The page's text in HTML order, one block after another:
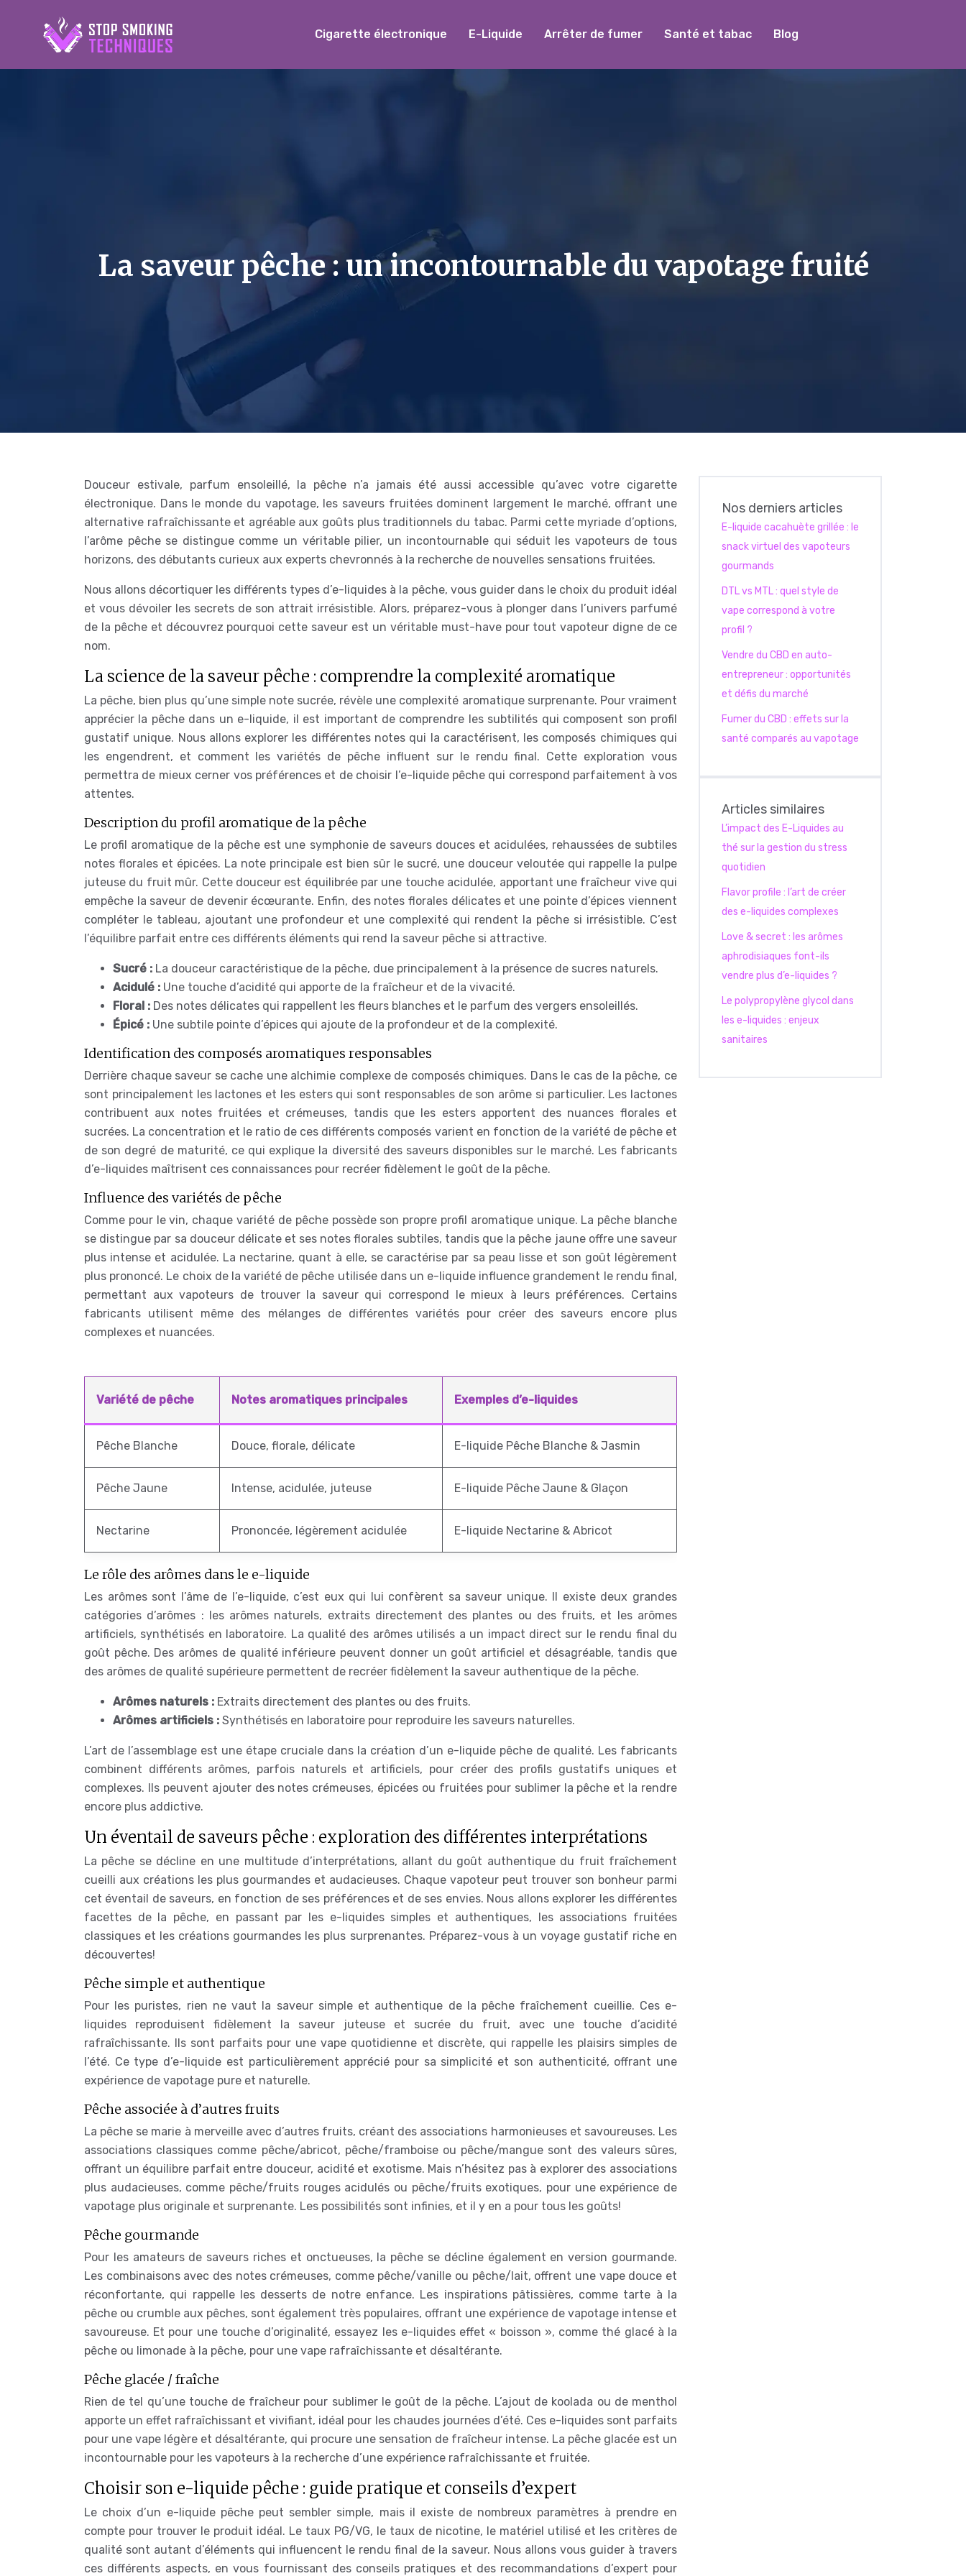
Cigarette électronique E-Liquide Arrêter de fumer Santé et tabac Blog
La saveur pêche : un incontournable du vapotage fruité
Douceur estivale, parfum ensoleillé, la pêche n’a jamais été aussi accessible qu’avec votre cigarette
électronique. Dans le monde du vapotage, les saveurs fruitées dominent largement le marché, offrant une
alternative rafraîchissante et agréable aux goûts plus traditionnels du tabac. Parmi cette myriade d’options,
l’arôme pêche se distingue comme un véritable pilier, un incontournable qui séduit les vapoteurs de tous
horizons, des débutants curieux aux experts chevronnés à la recherche de nouvelles sensations fruitées.
Nous allons décortiquer les différents types d’e-liquides à la pêche, vous guider dans le choix du produit idéal
et vous dévoiler les secrets de son attrait irrésistible. Alors, préparez-vous à plonger dans l’univers parfumé
de la pêche et découvrez pourquoi cette saveur est un véritable must-have pour tout vapoteur digne de ce
nom.
La science de la saveur pêche : comprendre la complexité aromatique
La pêche, bien plus qu’une simple note sucrée, révèle une complexité aromatique surprenante. Pour vraiment
apprécier la pêche dans un e-liquide, il est important de comprendre les subtilités qui composent son profil
gustatif unique. Nous allons explorer les différentes notes qui la caractérisent, les composés chimiques qui
les engendrent, et comment les variétés de pêche influent sur le rendu final. Cette exploration vous
permettra de mieux cerner vos préférences et de choisir l’e-liquide pêche qui correspond parfaitement à vos
attentes.
Description du profil aromatique de la pêche
Le profil aromatique de la pêche est une symphonie de saveurs douces et acidulées, rehaussées de subtiles
notes florales et épicées. La note principale est bien sûr le sucré, une douceur veloutée qui rappelle la pulpe
juteuse du fruit mûr. Cette douceur est équilibrée par une touche acidulée, apportant une fraîcheur vive qui
empêche la saveur de devenir écœurante. Enfin, des notes florales délicates et une pointe d’épices viennent
compléter le tableau, ajoutant une profondeur et une complexité qui rendent la pêche si irrésistible. C’est
l’équilibre parfait entre ces différents éléments qui rend la saveur pêche si attractive.
Sucré : La douceur caractéristique de la pêche, due principalement à la présence de sucres naturels.
Acidulé : Une touche d’acidité qui apporte de la fraîcheur et de la vivacité.
Floral : Des notes délicates qui rappellent les fleurs blanches et le parfum des vergers ensoleillés.
Épicé : Une subtile pointe d’épices qui ajoute de la profondeur et de la complexité.
Identification des composés aromatiques responsables
Derrière chaque saveur se cache une alchimie complexe de composés chimiques. Dans le cas de la pêche, ce
sont principalement les lactones et les esters qui sont responsables de son arôme si particulier. Les lactones
contribuent aux notes fruitées et crémeuses, tandis que les esters apportent des nuances florales et
sucrées. La concentration et le ratio de ces différents composés varient en fonction de la variété de pêche et
de son degré de maturité, ce qui explique la diversité des saveurs disponibles sur le marché. Les fabricants
d’e-liquides maîtrisent ces connaissances pour recréer fidèlement le goût de la pêche.
Influence des variétés de pêche
Comme pour le vin, chaque variété de pêche possède son propre profil aromatique unique. La pêche blanche
se distingue par sa douceur délicate et ses notes florales subtiles, tandis que la pêche jaune offre une saveur
plus intense et acidulée. La nectarine, quant à elle, se caractérise par sa peau lisse et son goût légèrement
plus prononcé. Le choix de la variété de pêche utilisée dans un e-liquide influence grandement le rendu final,
permettant aux vapoteurs de trouver la saveur qui correspond le mieux à leurs préférences. Certains
fabricants utilisent même des mélanges de différentes variétés pour créer des saveurs encore plus
complexes et nuancées.
Variété de pêche Notes aromatiques principales Exemples d’e-liquides
Pêche Blanche Douce, florale, délicate E-liquide Pêche Blanche & Jasmin
Pêche Jaune Intense, acidulée, juteuse E-liquide Pêche Jaune & Glaçon
Nectarine Prononcée, légèrement acidulée E-liquide Nectarine & Abricot
Le rôle des arômes dans le e-liquide
Les arômes sont l’âme de l’e-liquide, c’est eux qui lui confèrent sa saveur unique. Il existe deux grandes
catégories d’arômes : les arômes naturels, extraits directement des plantes ou des fruits, et les arômes
artificiels, synthétisés en laboratoire. La qualité des arômes utilisés a un impact direct sur le rendu final du
goût pêche. Des arômes de qualité inférieure peuvent donner un goût artificiel et désagréable, tandis que
des arômes de qualité supérieure permettent de recréer fidèlement la saveur authentique de la pêche.
Arômes naturels : Extraits directement des plantes ou des fruits.
Arômes artificiels : Synthétisés en laboratoire pour reproduire les saveurs naturelles.
L’art de l’assemblage est une étape cruciale dans la création d’un e-liquide pêche de qualité. Les fabricants
combinent différents arômes, parfois naturels et artificiels, pour créer des profils gustatifs uniques et
complexes. Ils peuvent ajouter des notes crémeuses, épicées ou fruitées pour sublimer la pêche et la rendre
encore plus addictive.
Un éventail de saveurs pêche : exploration des différentes interprétations
La pêche se décline en une multitude d’interprétations, allant du goût authentique du fruit fraîchement
cueilli aux créations les plus gourmandes et audacieuses. Chaque vapoteur peut trouver son bonheur parmi
cet éventail de saveurs, en fonction de ses préférences et de ses envies. Nous allons explorer les différentes
facettes de la pêche, en passant par les e-liquides simples et authentiques, les associations fruitées
classiques et les créations gourmandes les plus surprenantes. Préparez-vous à un voyage gustatif riche en
découvertes!
Pêche simple et authentique
Pour les puristes, rien ne vaut la saveur simple et authentique de la pêche fraîchement cueillie. Ces e-
liquides reproduisent fidèlement la saveur juteuse et sucrée du fruit, avec une touche d’acidité
rafraîchissante. Ils sont parfaits pour une vape quotidienne et discrète, qui rappelle les plaisirs simples de
l’été. Ce type d’e-liquide est particulièrement apprécié pour sa simplicité et son authenticité, offrant une
expérience de vapotage pure et naturelle.
Pêche associée à d’autres fruits
La pêche se marie à merveille avec d’autres fruits, créant des associations harmonieuses et savoureuses. Les
associations classiques comme pêche/abricot, pêche/framboise ou pêche/mangue sont des valeurs sûres,
offrant un équilibre parfait entre douceur, acidité et exotisme. Mais n’hésitez pas à explorer des associations
plus audacieuses, comme pêche/fruits rouges acidulés ou pêche/fruits exotiques, pour une expérience de
vapotage plus originale et surprenante. Les possibilités sont infinies, et il y en a pour tous les goûts!
Pêche gourmande
Pour les amateurs de saveurs riches et onctueuses, la pêche se décline également en version gourmande.
Les combinaisons avec des notes crémeuses, comme pêche/vanille ou pêche/lait, offrent une vape douce et
réconfortante, qui rappelle les desserts de notre enfance. Les inspirations pâtissières, comme tarte à la
pêche ou crumble aux pêches, sont également très populaires, offrant une expérience de vapotage intense et
savoureuse. Et pour une touche d’originalité, essayez les e-liquides effet « boisson », comme thé glacé à la
pêche ou limonade à la pêche, pour une vape rafraîchissante et désaltérante.
Pêche glacée / fraîche
Rien de tel qu’une touche de fraîcheur pour sublimer le goût de la pêche. L’ajout de koolada ou de menthol
apporte un effet rafraîchissant et vivifiant, idéal pour les chaudes journées d’été. Ces e-liquides sont parfaits
pour une vape légère et désaltérante, qui procure une sensation de fraîcheur intense. La pêche glacée est un
incontournable pour les vapoteurs à la recherche d’une expérience rafraîchissante et fruitée.
Choisir son e-liquide pêche : guide pratique et conseils d’expert
Le choix d’un e-liquide pêche peut sembler simple, mais il existe de nombreux paramètres à prendre en
compte pour trouver le produit idéal. Le taux PG/VG, le taux de nicotine, le matériel utilisé et les critères de
qualité sont autant d’éléments qui influencent le rendu final de la saveur. Nous allons vous guider à travers
ces différents aspects, en vous fournissant des conseils pratiques et des recommandations d’expert pour
Nos derniers articles
E-liquide cacahuète grillée : le
snack virtuel des vapoteurs
gourmands
DTL vs MTL : quel style de
vape correspond à votre
profil ?
Vendre du CBD en auto-
entrepreneur : opportunités
et défis du marché
Fumer du CBD : effets sur la
santé comparés au vapotage
Articles similaires
L’impact des E-Liquides au
thé sur la gestion du stress
quotidien
Flavor profile : l’art de créer
des e-liquides complexes
Love & secret : les arômes
aphrodisiaques font-ils
vendre plus d’e-liquides ?
Le polypropylène glycol dans
les e-liquides : enjeux
sanitaires